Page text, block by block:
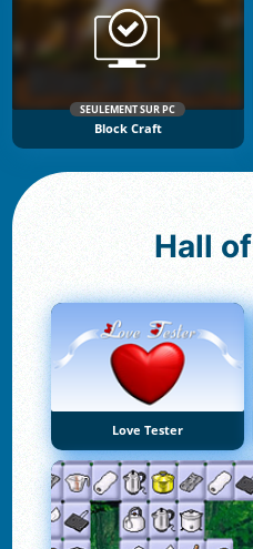
SEULEMENT SUR PC
Block Craft
Hall of
Love Tester